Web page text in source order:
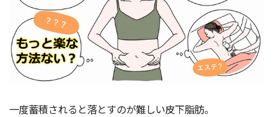
一度蓄積されると落とすのが難しい皮下脂肪。